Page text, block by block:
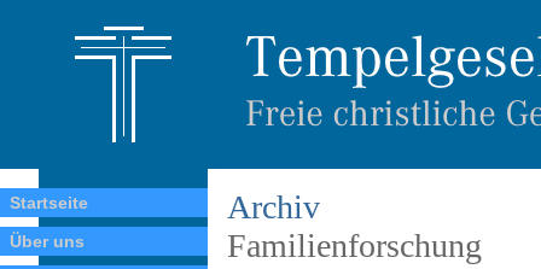
Startseite
Über uns
Archiv
Familienforschung